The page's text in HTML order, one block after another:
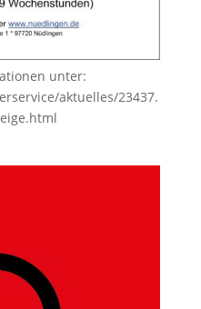
unter:
aktuelles/23437.